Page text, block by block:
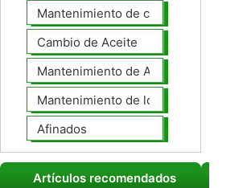
Mantenimiento de coches General
Cambio de Aceite
Mantenimiento de Automotores
Mantenimiento de los neumáticos
Afinados
Artículos recomendados